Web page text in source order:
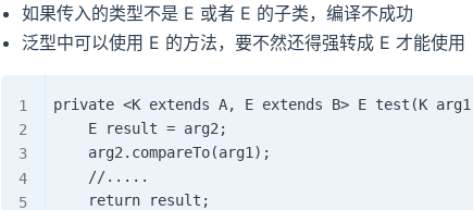
如果传入的类型不是 E 或者 E 的子类，编译不成功
泛型中可以使用 E 的方法，要不然还得强转成 E 才能使用
private <K extends A, E extends B> E test(K
    E result = arg2;
    arg2.compareTo(arg1);
    //.....
    return result;